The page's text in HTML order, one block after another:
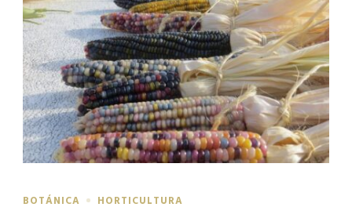
BOTÁNICA HORTICULTURA